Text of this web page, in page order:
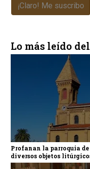
¡Claro! Me suscribo
Lo más leído
Profanan la parroquia
diversos objetos